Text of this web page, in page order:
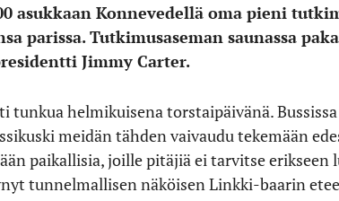
asukkaan Konnevedellä oma pieni
parissa. Tutkimusaseman saunassa
Jimmy Carter.
tunkua helmikuisena torstaipäivänä.
meidän tähden vaivaudu tekemään
paikallisia, joille pitäjiä ei tarvitse erikseen
tunnelmallisen näköisen Linkki-baarin